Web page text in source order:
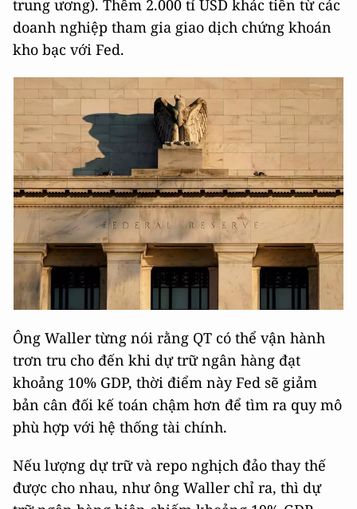
trung ương). Thêm 2.000 tỉ USD khác tiền từ các
doanh nghiệp tham gia giao dịch chứng khoán
kho bạc với Fed.
Ông Waller từng nói rằng QT có thể vận hành
trơn tru cho đến khi dự trữ ngân hàng đạt
khoảng 10% GDP, thời điểm này Fed sẽ giảm
bản cân đối kế toán chậm hơn để tìm ra quy mô
phù hợp với hệ thống tài chính.
Nếu lượng dự trữ và repo nghịch đảo thay thế
được cho nhau, như ông Waller chỉ ra, thì dự